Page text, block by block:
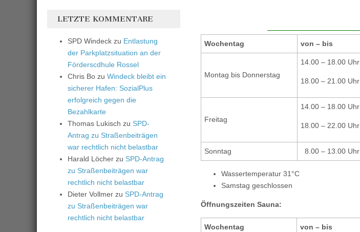
Wochentag von – bis
Montag bis Donnerstag
14.00 – 18.00 Uhr
18.00 – 21.00 Uhr
Freitag
14.00 – 18.00 Uhr
18.00 – 22.00 Uhr
Sonntag 8.00 – 13.00 Uhr
Wassertemperatur 31°C
Samstag geschlossen
Öffnungszeiten Sauna:
Wochentag von – bis
LETZTE KOMMENTARE
SPD Windeck zu Entlastung
der Parkplatzsituation an der
Förderscdhule Rossel
Chris Bo zu Windeck bleibt ein
sicherer Hafen: SozialPlus
erfolgreich gegen die
Bezahlkarte
Thomas Lukisch zu SPD-
Antrag zu Straßenbeiträgen
war rechtlich nicht belastbar
Harald Löcher zu SPD-Antrag
zu Straßenbeiträgen war
rechtlich nicht belastbar
Dieter Vollmer zu SPD-Antrag
zu Straßenbeiträgen war
rechtlich nicht belastbar